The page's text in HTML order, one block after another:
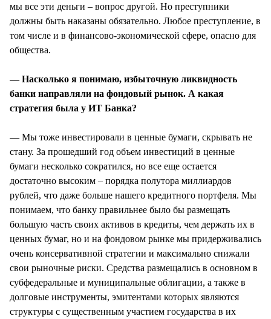
мы все эти деньги – вопрос другой. Но преступники
должны быть наказаны обязательно. Любое преступление, в
том числе и в финансово-экономической сфере, опасно для
общества.
— Насколько я понимаю, избыточную ликвидность
банки направляли на фондовый рынок. А какая
стратегия была у ИТ Банка?
— Мы тоже инвестировали в ценные бумаги, скрывать не
стану. За прошедший год объем инвестиций в ценные
бумаги несколько сократился, но все еще остается
достаточно высоким – порядка полутора миллиардов
рублей, что даже больше нашего кредитного портфеля. Мы
понимаем, что банку правильнее было бы размещать
большую часть своих активов в кредиты, чем держать их в
ценных бумаг, но и на фондовом рынке мы придерживались
очень консервативной стратегии и максимально снижали
свои рыночные риски. Средства размещались в основном в
субфедеральные и муниципальные облигации, а также в
долговые инструменты, эмитентами которых являются
структуры с существенным участием государства в их